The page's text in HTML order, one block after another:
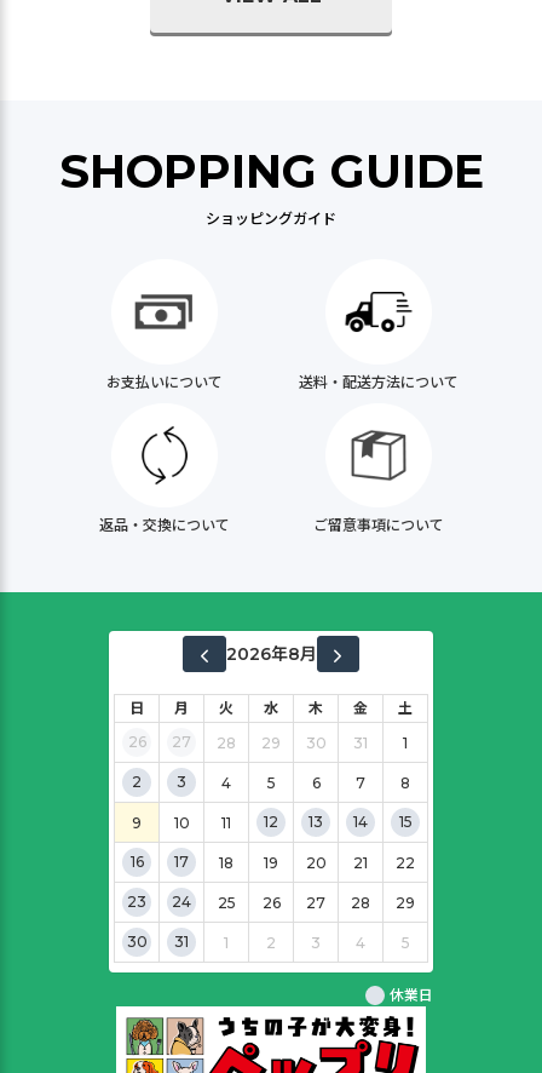
SHOPPING GUIDE
ショッピングガイド
お支払いについて 送料・配送方法について
返品・交換について ご留意事項について
2026年8月
日 月 火 水 木 金
土
26
27 28 29 30 31 1
2 3 4 5 6 7 8
9 10 11 12 13 14 15
16 17 18 19 20 21 22
23 24 25 26 27 28 29
30 31 1 2 3 4 5
休業日